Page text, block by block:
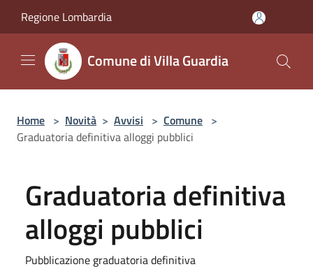
Regione Lombardia
Comune di Villa Guardia
Home > Novità > Avvisi > Comune >
Graduatoria definitiva alloggi pubblici
Graduatoria definitiva
alloggi pubblici
Pubblicazione graduatoria definitiva